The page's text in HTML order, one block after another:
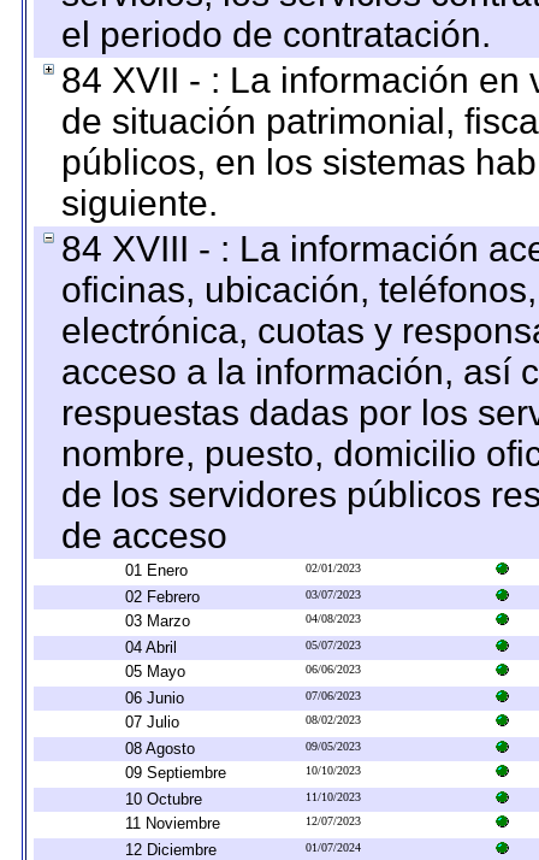
el periodo de contratación.
84 XVII - : La información
de situación patrimonial,
públicos, en los sistemas
siguiente.
84 XVIII - : La información
oficinas, ubicación,
electrónica, cuotas y
acceso a la información, así
respuestas dadas por los
nombre, puesto, domicilio
de los servidores públicos
de acceso
01 Enero 02/01/2023
02 Febrero 03/07/2023
03 Marzo 04/08/2023
04 Abril 05/07/2023
05 Mayo 06/06/2023
06 Junio 07/06/2023
07 Julio 08/02/2023
08 Agosto 09/05/2023
09 Septiembre 10/10/2023
10 Octubre 11/10/2023
11 Noviembre 12/07/2023
12 Diciembre 01/07/2024